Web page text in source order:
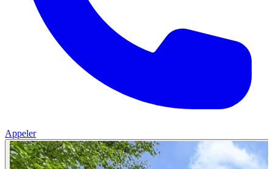
Appeler